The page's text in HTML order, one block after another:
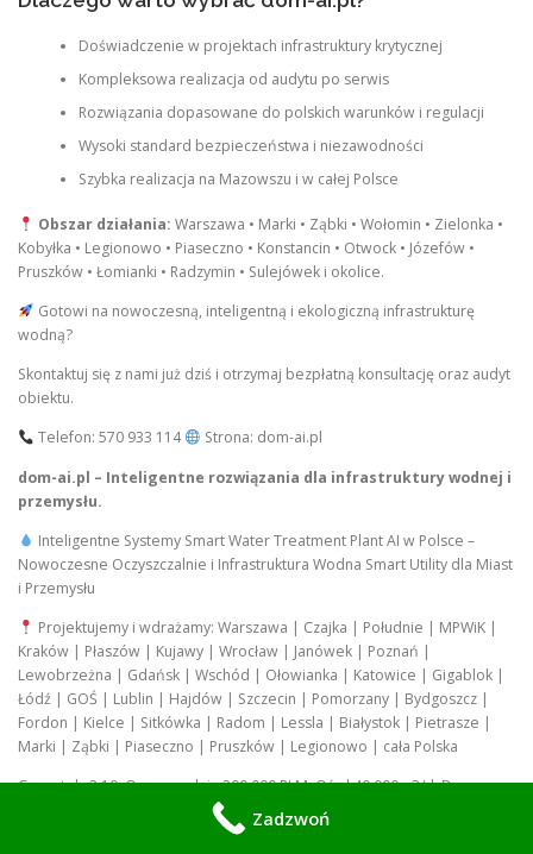
Doświadczenie w projektach infrastruktury krytycznej
Kompleksowa realizacja od audytu po serwis
Rozwiązania dopasowane do polskich warunków i regulacji
Wysoki standard bezpieczeństwa i niezawodności
Szybka realizacja na Mazowszu i w całej Polsce
Obszar działania: Warszawa • Marki • Ząbki • Wołomin • Zielonka •
Kobyłka • Legionowo • Piaseczno • Konstancin • Otwock • Józefów •
Pruszków • Łomianki • Radzymin • Sulejówek i okolice.
Gotowi na nowoczesną, inteligentną i ekologiczną infrastrukturę
wodną?
Skontaktuj się z nami już dziś i otrzymaj bezpłatną konsultację oraz audyt
obiektu.
Telefon: 570 933 114
Strona: dom-ai.pl
dom-ai.pl – Inteligentne rozwiązania dla infrastruktury wodnej i
przemysłu.
Inteligentne Systemy Smart Water Treatment Plant AI w Polsce –
Nowoczesne Oczyszczalnie i Infrastruktura Wodna Smart Utility dla Miast
i Przemysłu
Projektujemy i wdrażamy: Warszawa | Czajka | Południe | MPWiK |
Kraków | Płaszów | Kujawy | Wrocław | Janówek | Poznań |
Lewobrzeżna | Gdańsk | Wschód | Ołowianka | Katowice | Gigablok |
Łódź | GOŚ | Lublin | Hajdów | Szczecin | Pomorzany | Bydgoszcz |
Fordon | Kielce | Sitkówka | Radom | Lessla | Białystok | Pietrasze |
Marki | Ząbki | Piaseczno | Pruszków | Legionowo | cała Polska
Czwartek, 2:10. Oczyszczalnia 200 000 RLM, Qśrd 40 000m3/d. Do
wczoraj: O 2:00 deszcz nawalny. Dopływ 120 000m3. Przelew burzowy.
8000m3 surowych do Wisły. WIOŚ kara 600 000 zł. Prasa. O 5:00
Zadzwoń